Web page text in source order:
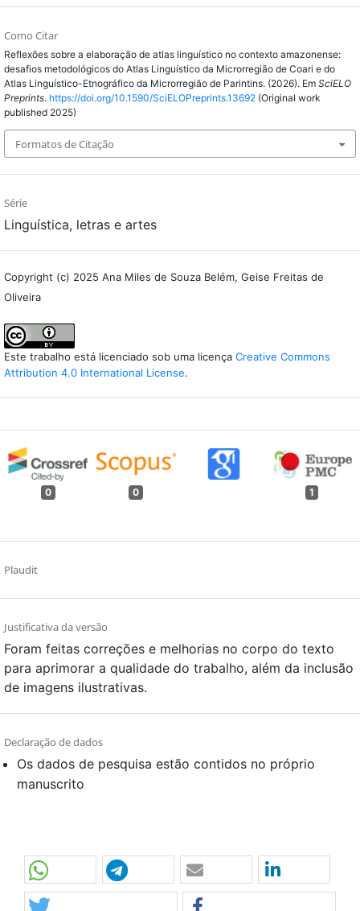
Como Citar
Reflexões sobre a elaboração de atlas linguístico no contexto amazonense:
desafios metodológicos do Atlas Linguístico da Microrregião de Coari e do
Atlas Linguístico-Etnográfico da Microrregião de Parintins. (2026). Em SciELO
Preprints. https://doi.org/10.1590/SciELOPreprints.13692 (Original work
published 2025)
Formatos de Citação
Série
Linguística, letras e artes
Copyright (c) 2025 Ana Miles de Souza Belém, Geise Freitas de
Oliveira
Este trabalho está licenciado sob uma licença Creative Commons
Attribution 4.0 International License.
0 0 1
Plaudit
Justificativa da versão
Foram feitas correções e melhorias no corpo do texto
para aprimorar a qualidade do trabalho, além da inclusão
de imagens ilustrativas.
Declaração de dados
Os dados de pesquisa estão contidos no próprio
manuscrito